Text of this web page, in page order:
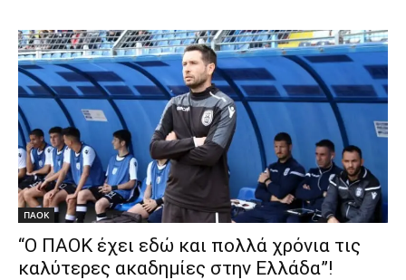
ΠΑΟΚ
“Ο ΠΑΟΚ έχει εδώ και πολλά χρόνια τις
καλύτερες ακαδημίες στην Ελλάδα”!